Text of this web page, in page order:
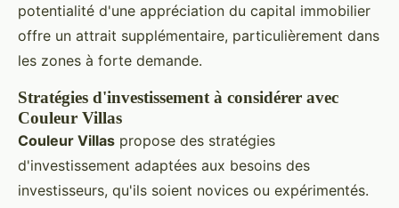
potentialité d'une appréciation du capital immobilier
offre un attrait supplémentaire, particulièrement dans
les zones à forte demande.
Stratégies d'investissement à considérer avec
Couleur Villas
Couleur Villas propose des stratégies
d'investissement adaptées aux besoins des
investisseurs, qu'ils soient novices ou expérimentés.